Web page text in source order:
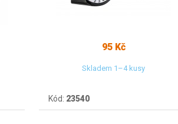
95 Kč
Skladem 1–4 kusy
Kód: 23540